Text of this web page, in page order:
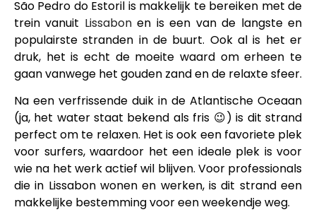
São Pedro do Estoril is makkelijk te bereiken met de
trein vanuit Lissabonen is een van de langste en
populairste stranden in de buurt. Ook al is het er
druk, het is echt de moeite waard om erheen te
gaan vanwege het gouden zand en de relaxte sfeer.
Na een verfrissende duik in de Atlantische Oceaan
(ja, het water staat bekend als fris 😉) is dit strand
perfect om te relaxen. Het is ook een favoriete plek
voor surfers, waardoor het een ideale plek is voor
wie na het werk actief wil blijven. Voor professionals
die in Lissabon wonen en werken, is dit strand een
makkelijke bestemming voor een weekendje weg.